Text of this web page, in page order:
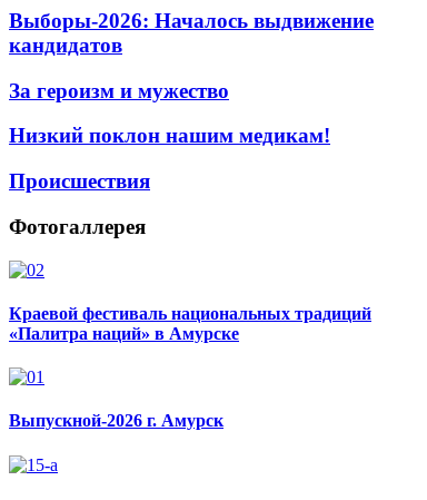
Выборы-2026: Началось выдвижение
кандидатов
За героизм и мужество
Низкий поклон нашим медикам!
Происшествия
Фотогаллерея
Краевой фестиваль национальных традиций
«Палитра наций» в Амурске
Выпускной-2026 г. Амурск